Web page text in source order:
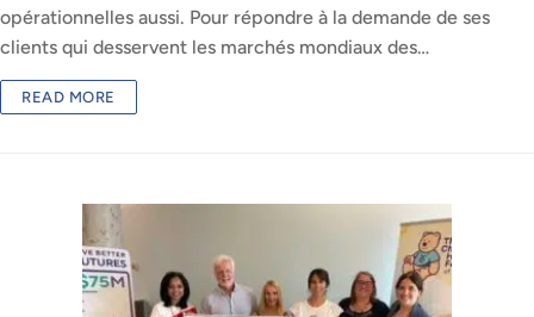
opérationnelles aussi. Pour répondre à la demande de ses
clients qui desservent les marchés mondiaux des…
READ MORE